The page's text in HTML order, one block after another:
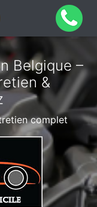
Belgique –
&
complet